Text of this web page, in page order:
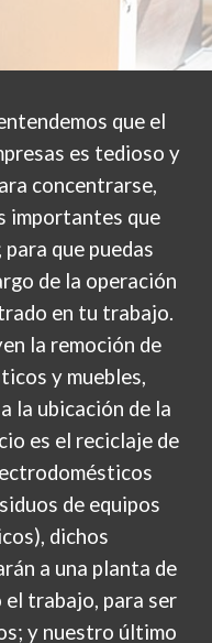
que el
es tedioso y
concentrarse,
importantes que
que puedas
de la operación
en tu trabajo.
la remoción de
y muebles,
la ubicación de la
es el reciclaje de
de equipos
dichos
a una planta de
trabajo, para ser
y nuestro último